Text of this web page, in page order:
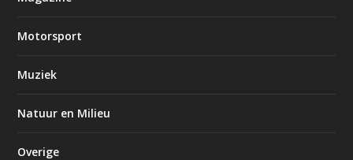
Motorsport
Muziek
Natuur en Milieu
Overige